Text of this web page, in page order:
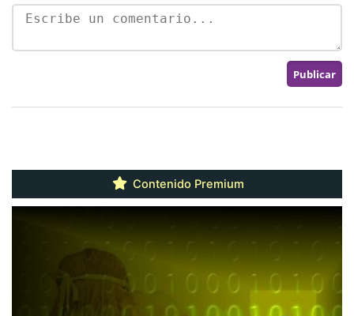
Contenido Premium